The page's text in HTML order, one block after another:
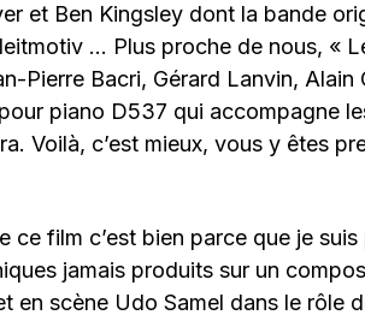
et Ben Kingsley dont la bande
… Plus proche de nous, «
Pierre Bacri, Gérard Lanvin, Alain
piano D537 qui accompagne
Voilà, c’est mieux, vous y êtes
ce film c’est bien parce que je suis
jamais produits sur un
en scène Udo Samel dans le rôle